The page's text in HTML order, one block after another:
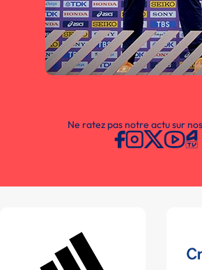
Ne ratez pas notre actu sur